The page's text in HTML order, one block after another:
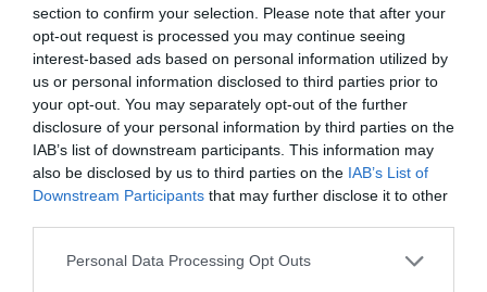
section to confirm your selection. Please note that after your
opt-out request is processed you may continue seeing
interest-based ads based on personal information utilized by
us or personal information disclosed to third parties prior to
your opt-out. You may separately opt-out of the further
disclosure of your personal information by third parties on the
IAB’s list of downstream participants. This information may
also be disclosed by us to third parties on the IAB’s List of
Downstream Participants that may further disclose it to other
Personal Data Processing Opt Outs
1912 – Ιωακείμ Γ’ Μεγαλοπρεπής, οικουμενικός
πατριάρχης
1950 – Ορχάν Βελί Κανίκ, Τούρκος ποιητής
1955 – Ρόμπερτ Σέργουντ, Αμερικανός
θεατρικός συγγραφέας
1960 – Ουόλτερ Κάτλετ, Αμερικανός ηθοποιός
1980 – Λεωνίδας Δερτιλής, Έλληνας
οικονομολόγος και πολιτικός